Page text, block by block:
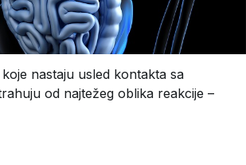
nastaju usled kontakta sa
od najtežeg oblika reakcije –